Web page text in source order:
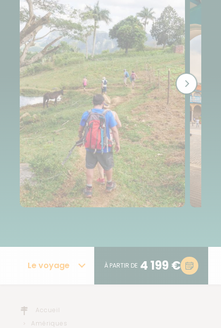
Le voyage À PARTIR DE 4 199 €
Accueil
Amériques